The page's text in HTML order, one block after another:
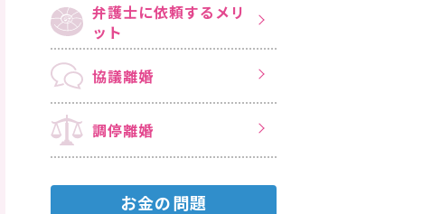
弁護士に依頼するメリ
ット
協議離婚
調停離婚
お金の問題